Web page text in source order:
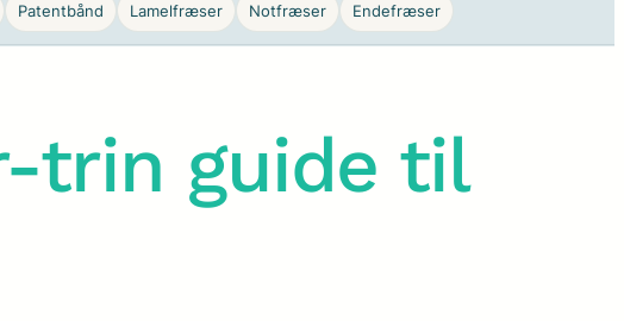
Patentbånd Lamelfræser Notfræser Endefræser
trin guide til